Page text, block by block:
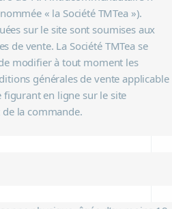
« la Société TMTea »).
sur le site sont soumises aux
de vente. La Société TMTea se
modifier à tout moment les
générales de vente applicable
en ligne sur le site
la commande.